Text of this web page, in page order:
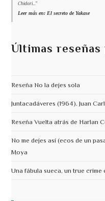
Chidori...”
Leer más en: El secreto de Yakase
Últimas reseñas
Reseña No la dejes sola
Juntacadáveres (1964). Juan
Reseña Vuelta atrás de Harlan
No me dejes así (ecos de un
Moya
Una fábula sueca, un true